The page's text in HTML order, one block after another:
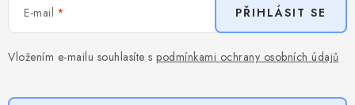
E-mail
Vložením e-mailu souhlasíte s podmínkami ochrany osobních údajů
PŘIHLÁSIT SE